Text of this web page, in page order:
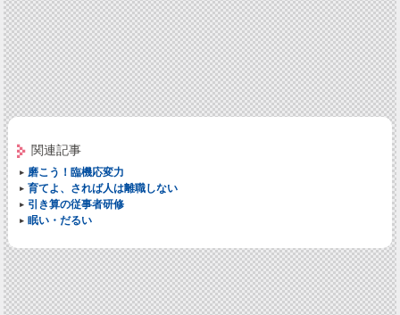
関連記事
磨こう！臨機応変力
育てよ、されば人は離職しない
引き算の従事者研修
眠い・だるい